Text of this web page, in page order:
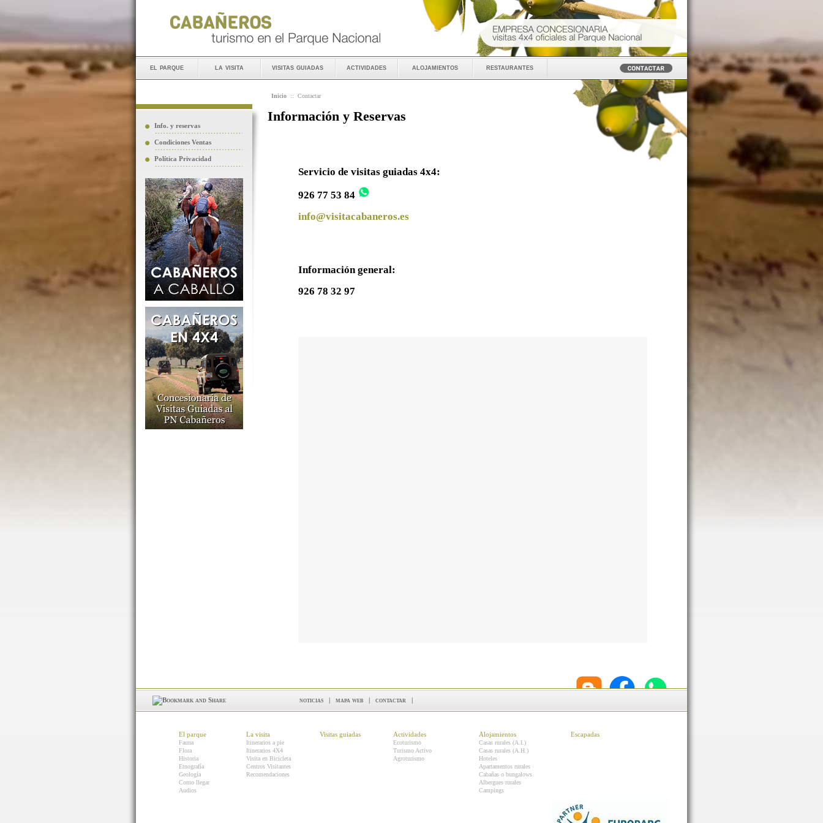
el parque la visita visitas guiadas actividades alojamientos restaurantes
Info. y reservas
Condiciones Ventas
Política Privacidad
Inicio :: Contactar
Información y Reservas
Servicio de visitas guiadas 4x4:
926 77 53 84
info@visitacabaneros.es
Información general:
926 78 32 97
noticias | mapa web | contactar |
El parque
Fauna
Flora
Historia
Etnografía
Geología
Como llegar
Audios
La visita
Itinerarios a pie
Itinerarios 4X4
Visita en Bicicleta
Centros Visitantes
Recomendaciones
Visitas guiadas Actividades
Ecoturismo
Turismo Activo
Agroturismo
Alojamientos
Casas rurales (A.I.)
Casas rurales (A.H.)
Hoteles
Apartamentos rurales
Cabañas o bungalows
Albergues rurales
Campings
Escapadas